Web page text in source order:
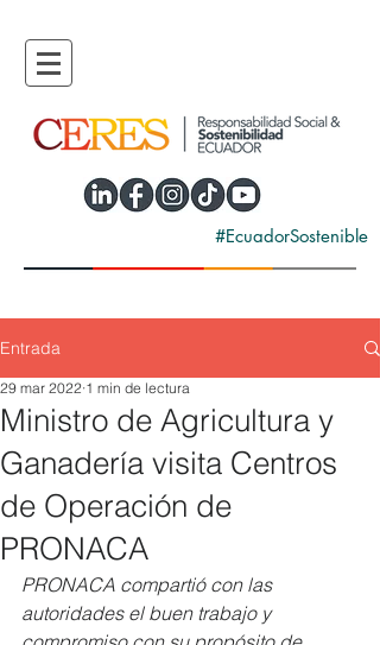
#EcuadorSostenible
Entrada
Ministro de Agricultura y
Ganadería visita Centros
de Operación de
PRONACA
29 mar 2022 1 min de lectura
PRONACA compartió con las
autoridades el buen trabajo y